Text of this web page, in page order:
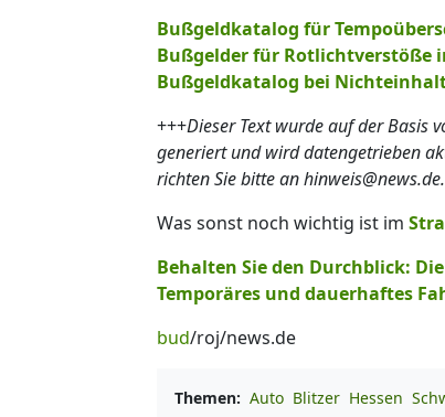
Bußgeldkatalog für
Bußgelder für Rotlichtverstöße
Bußgeldkatalog bei
+++Dieser Text wurde auf der Basis
generiert und wird datengetrieben
richten Sie bitte an hinweis@news.de.
Was sonst noch wichtig ist im
Behalten Sie den Durchblick:
Temporäres und dauerhaftes
bud/roj/news.de
Themen: Auto Blitzer Hessen